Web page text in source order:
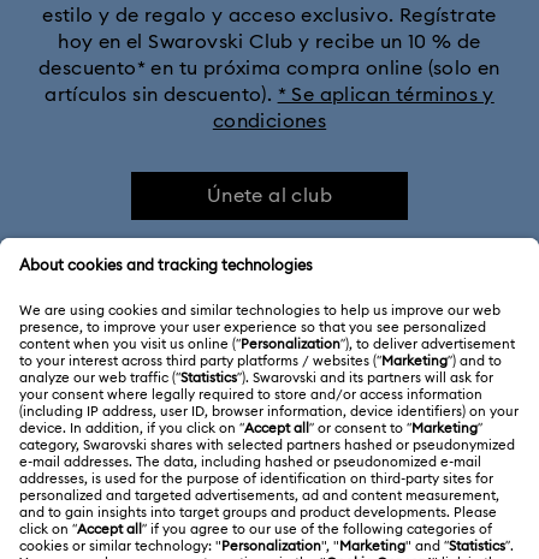
estilo y de regalo y acceso exclusivo. Regístrate
hoy en el Swarovski Club y recibe un 10 % de
descuento* en tu próxima compra online (solo en
artículos sin descuento). * Se aplican términos y
condiciones
Únete al club
ATENCIÓN AL CLIENTE
Información general del servicio al cliente
Saldo de la tarjeta regalo
Estado de la reparación
Contacto
ACERCA DE NOSOTROS
Acerca de Swarovski
Trabaja con nosotros
CONDICIONES LEGALES